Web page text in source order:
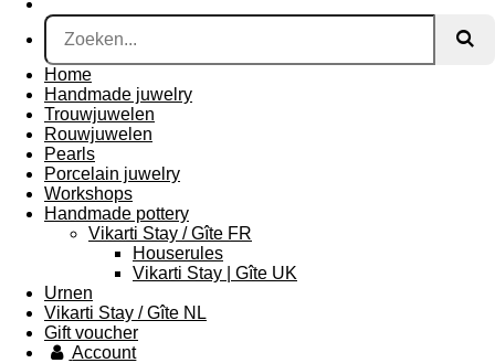
Home
Handmade juwelry
Trouwjuwelen
Rouwjuwelen
Pearls
Porcelain juwelry
Workshops
Handmade pottery
Vikarti Stay / Gîte FR
Houserules
Vikarti Stay | Gîte UK
Urnen
Vikarti Stay / Gîte NL
Gift voucher
Account